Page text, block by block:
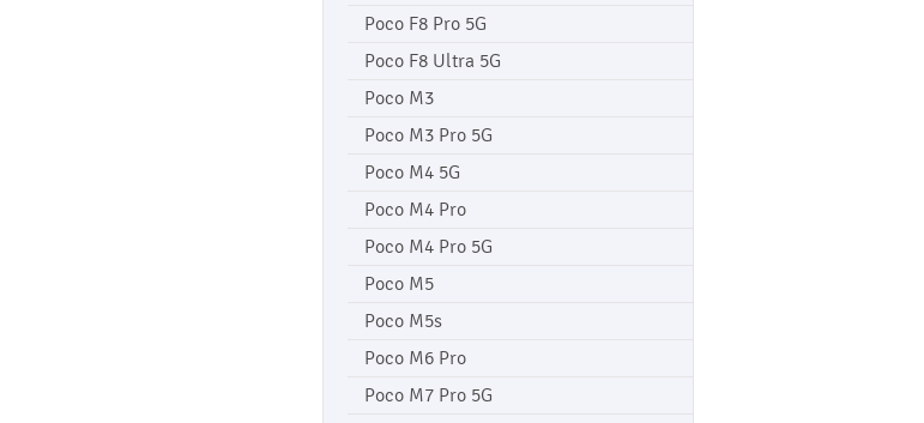
Poco F8 Pro 5G
Poco F8 Ultra 5G
Poco M3
Poco M3 Pro 5G
Poco M4 5G
Poco M4 Pro
Poco M4 Pro 5G
Poco M5
Poco M5s
Poco M6 Pro
Poco M7 Pro 5G